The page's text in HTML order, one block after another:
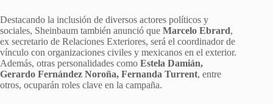
Destacando la inclusión de diversos actores políticos y
sociales, Sheinbaum también anunció que Marcelo Ebrard,
ex secretario de Relaciones Exteriores, será el coordinador de
vínculo con organizaciones civiles y mexicanos en el exterior.
Además, otras personalidades como Estela Damián,
Gerardo Fernández Noroña, Fernanda Turrent, entre
otros, ocuparán roles clave en la campaña.